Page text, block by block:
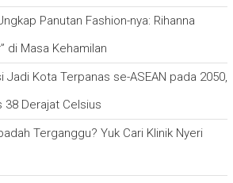
Panutan Fashion-nya: Rihanna
di Masa Kehamilan
Jadi Kota Terpanas se-ASEAN pada 2050,
38 Derajat Celsius
Terganggu? Yuk Cari Klinik Nyeri